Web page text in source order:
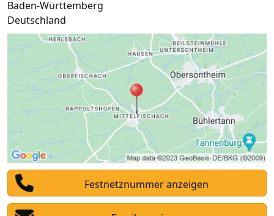
Baden-Württemberg
Deutschland
Festnetznummer anzeigen